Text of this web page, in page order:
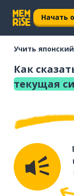
Начать
Учить японский
Как
текущая